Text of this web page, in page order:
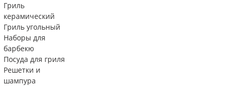
Гриль
керамический
Гриль угольный
Наборы для
барбекю
Посуда для гриля
Решетки и
шампура